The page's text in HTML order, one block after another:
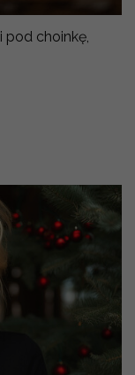
pod choinkę,